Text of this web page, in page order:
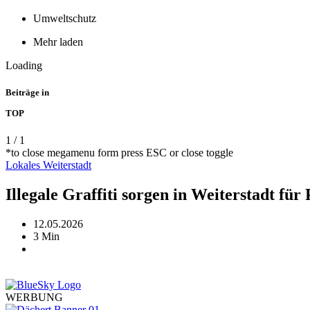
Umweltschutz
Mehr laden
Loading
Beiträge in
TOP
1 / 1
*to close megamenu form press ESC or close toggle
Lokales Weiterstadt
Illegale Graffiti sorgen in Weiterstadt für
12.05.2026
3 Min
WERBUNG